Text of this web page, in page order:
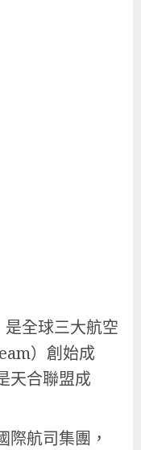
全球三大航空
）創始成
天合聯盟成
際航司集團，